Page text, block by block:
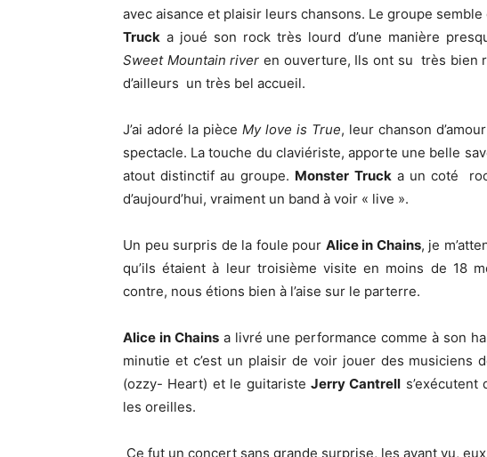
avec aisance et plaisir leurs chansons. Le groupe
Truck a joué son rock très lourd d’une manière
Sweet Mountain river en ouverture, Ils ont su très bien
d’ailleurs un très bel accueil.
J’ai adoré la pièce My love is True, leur chanson
spectacle. La touche du claviériste, apporte une belle
atout distinctif au groupe. Monster Trucka un coté
d’aujourd’hui, vraiment un band à voir « live ».
Un peu surpris de la foule pour Alice in Chains, je
qu’ils étaient à leur troisième visite en moins de 18
contre, nous étions bien à l’aise sur le parterre.
Alice in Chainsa livré une performance comme à son
minutie et c’est un plaisir de voir jouer des musiciens
(ozzy- Heart) et le guitariste Jerry Cantrell
les oreilles.
Ce fut un concert sans grande surprise, les ayant vu,